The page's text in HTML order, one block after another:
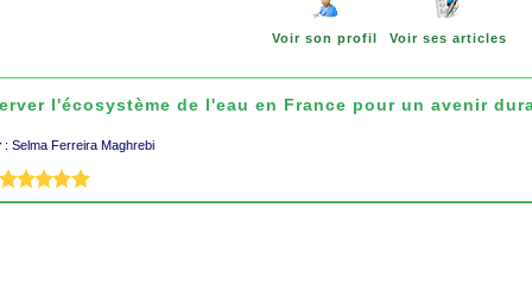
Voir son profil Voir ses articles
l'écosystème de l'eau en France pour un avenir
: Selma Ferreira Maghrebi